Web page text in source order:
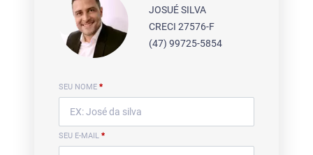
JOSUÉ SILVA
CRECI 27576-F
(47) 99725-5854
SEU NOME *
SEU E-MAIL *